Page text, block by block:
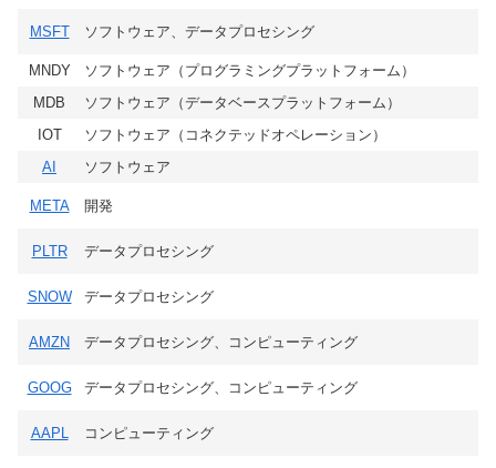
MSFT ソフトウェア、データプロセシング
MNDY
ソフトウェア（プログラミングプラットフォーム）
MDB
ソフトウェア（データベースプラットフォーム）
IOT
ソフトウェア（コネクテッドオペレーション）
AI
ソフトウェア
META 開発
PLTR データプロセシング
SNOW データプロセシング
AMZN データプロセシング、コンピューティング
GOOG データプロセシング、コンピューティング
AAPL コンピューティング